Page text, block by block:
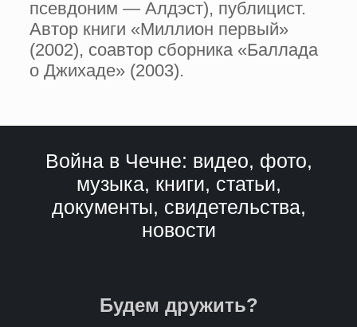
псевдоним — Алдэст), публицист.
Автор книги «Миллион первый»
(2002), соавтор сборника «Баллада
о Джихаде» (2003).
Война в Чечне: видео, фото,
музыка, книги, статьи,
документы, свидетельства,
новости
Будем дружить?